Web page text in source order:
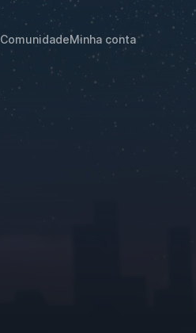
ComunidadeMinha conta